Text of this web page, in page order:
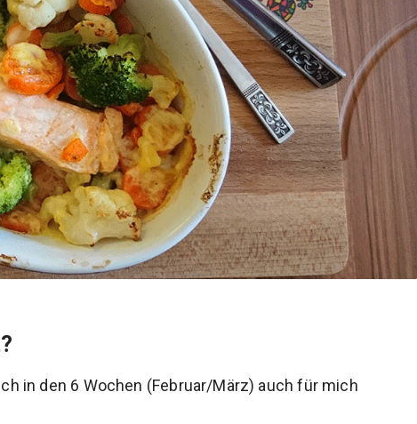
in den 6 Wochen (Februar/März) auch für mich